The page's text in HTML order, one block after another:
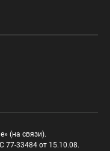
(на связи).
77-33484 от 15.10.08.